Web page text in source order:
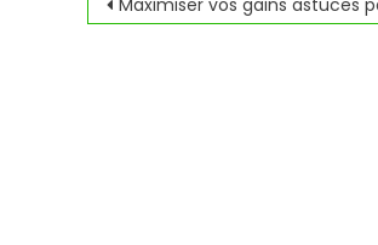
Maximiser vos gains astuces pour